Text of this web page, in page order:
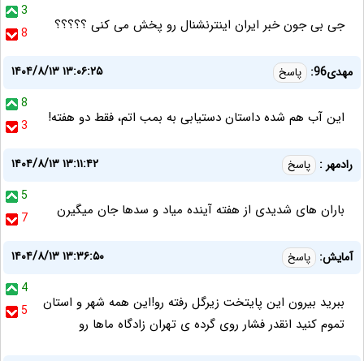
3
8
جی بی جون خبر ایران اینترنشنال رو پخش می کنی ؟؟؟؟؟
مهدی96: پاسخ
۱۴۰۴/۸/۱۳ ۱۳:۰۶:۲۵
8
3
این آب هم شده داستان دستیابی به بمب اتم، فقط دو هفته!
رادمهر : پاسخ
۱۴۰۴/۸/۱۳ ۱۳:۱۱:۴۲
5
7
باران های شدیدی از هفته آینده میاد و سدها جان میگیرن
آمایش: پاسخ
۱۴۰۴/۸/۱۳ ۱۳:۳۶:۵۰
4
5
ببرید بیرون این پایتخت زیرگل رفته رو!این همه شهر و استان
تموم کنید انقدر فشار روی گرده ی تهران زادگاه ماها رو